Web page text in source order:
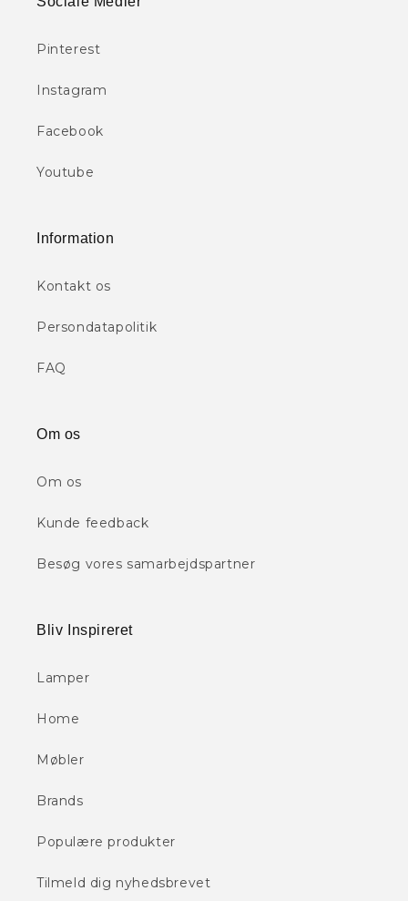
Pinterest
Instagram
Facebook
Youtube
Information
Kontakt os
Persondatapolitik
FAQ
Om os
Om os
Kunde feedback
Besøg vores samarbejdspartner
Bliv Inspireret
Lamper
Home
Møbler
Brands
Populære produkter
Tilmeld dig nyhedsbrevet